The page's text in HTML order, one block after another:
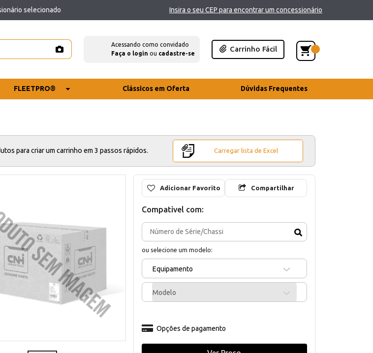
selecionado Insira o seu CEP para encontrar um concessionário
Acessando como convidado
Faça o login ou cadastre-se
Carrinho Fácil
FLEETPRO® Clássicos em Oferta Dúvidas Frequentes
para criar um carrinho em 3 passos rápidos. Carregar lista de Excel
Adicionar Favorito Compartilhar
Compativel com:
ou selecione um modelo:
Equipamento
Modelo
Opções de pagamento